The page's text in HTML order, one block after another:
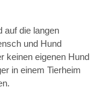
auf die langen
und Hund
keinen eigenen Hund
in einem Tierheim